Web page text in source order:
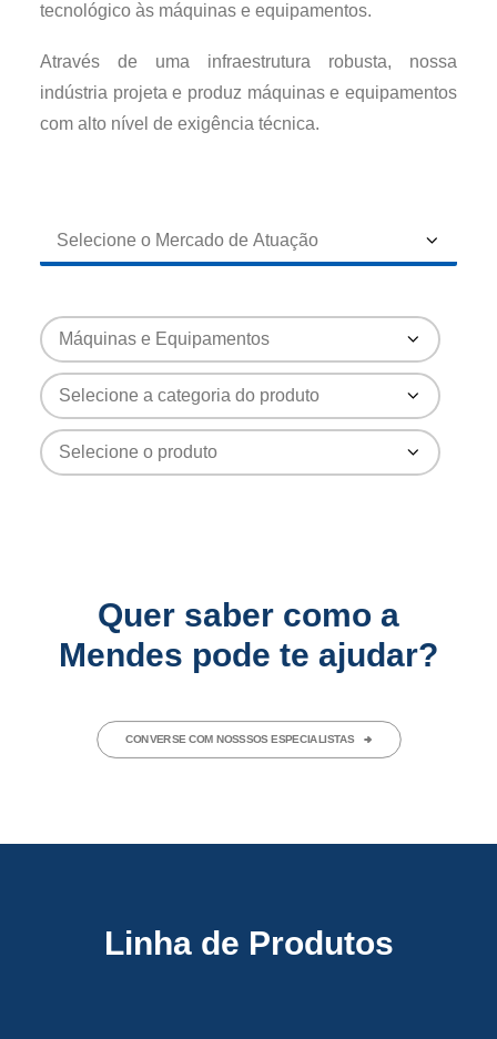
tecnológico às máquinas e equipamentos.
Através de uma infraestrutura robusta, nossa
indústria projeta e produz máquinas e equipamentos
com alto nível de exigência técnica.
Quer saber como a
Mendes pode te ajudar?
CONVERSE COM NOSSSOS ESPECIALISTAS
Linha de Produtos